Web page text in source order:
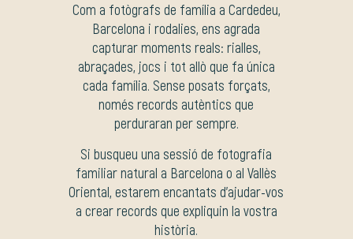
Com a fotògrafs de família a Cardedeu,
Barcelona i rodalies, ens agrada
capturar moments reals: rialles,
abraçades, jocs i tot allò que fa única
cada família. Sense posats forçats,
només records autèntics que
perduraran per sempre.
Si busqueu una sessió de fotografia
familiar natural a Barcelona o al Vallès
Oriental, estarem encantats d’ajudar-vos
a crear records que expliquin la vostra
història.